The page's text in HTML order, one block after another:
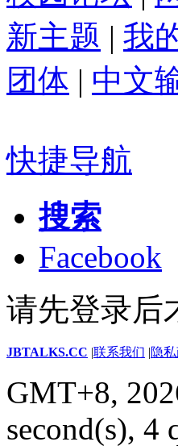
新主题 | 我
团体 | 中文
快捷导航
搜索
Facebook
请先登录后
JBTALKS.CC |联系我们 |隐
GMT+8,
second(s), 4